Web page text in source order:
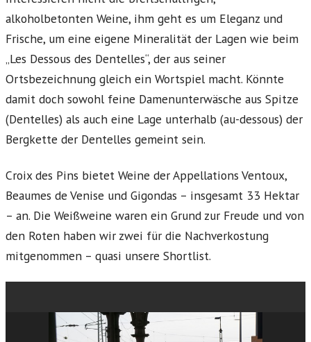
alkoholbetonten Weine, ihm geht es um Eleganz und
Frische, um eine eigene Mineralität der Lagen wie beim
„Les Dessous des Dentelles“, der aus seiner
Ortsbezeichnung gleich ein Wortspiel macht. Könnte
damit doch sowohl feine Damenunterwäsche aus Spitze
(Dentelles) als auch eine Lage unterhalb (au-dessous) der
Bergkette der Dentelles gemeint sein.
Croix des Pins bietet Weine der Appellations Ventoux,
Beaumes de Venise und Gigondas – insgesamt 33 Hektar
– an. Die Weißweine waren ein Grund zur Freude und von
den Roten haben wir zwei für die Nachverkostung
mitgenommen – quasi unsere Shortlist.